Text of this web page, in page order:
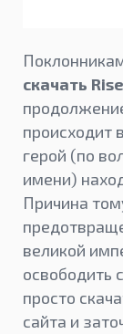
скачать
происходит
герой (по
имени)
Причина
великой
освободить
просто
сайта и